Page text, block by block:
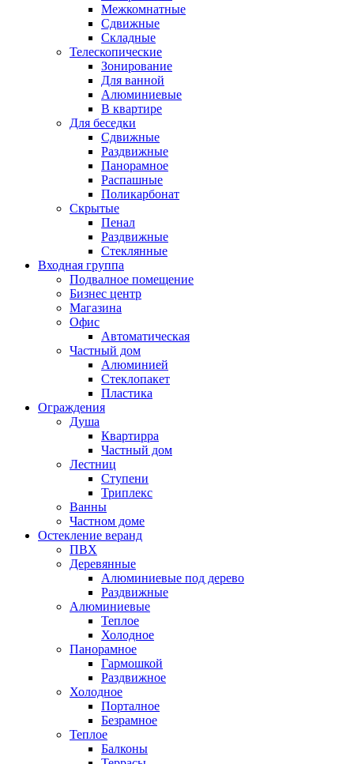
Межкомнатные
Сдвижные
Складные
Телескопические
Зонирование
Для ванной
Алюминиевые
В квартире
Для беседки
Сдвижные
Раздвижные
Панорамное
Распашные
Поликарбонат
Скрытые
Пенал
Раздвижные
Стеклянные
Входная группа
Подвалное помещение
Бизнес центр
Магазина
Офис
Автоматическая
Частный дом
Алюминией
Стеклопакет
Пластика
Ограждения
Душа
Квартирра
Частный дом
Лестниц
Ступени
Триплекс
Ванны
Частном доме
Остекление веранд
ПВХ
Деревянные
Алюминиевые под дерево
Раздвижные
Алюминиевые
Теплое
Холодное
Панорамное
Гармошкой
Раздвижное
Холодное
Порталное
Безрамное
Теплое
Балконы